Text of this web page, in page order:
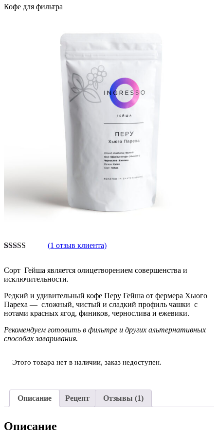
Кофе для фильтра
основе
опроса
(1 отзыв клиента)
Сорт Гейша является олицетворением совершенства и
исключительности.
Редкий и удивительный кофе Перу Гейша от фермера Хьюго
Пареха — сложный, чистый и сладкий профиль чашки с
нотами красных ягод, фиников, чернослива и ежевики.
Рекомендуем готовить в фильтре и других альтернативных
способах заваривания.
Этого товара нет в наличии, заказ недоступен.
Описание Рецепт Отзывы (1)
Описание